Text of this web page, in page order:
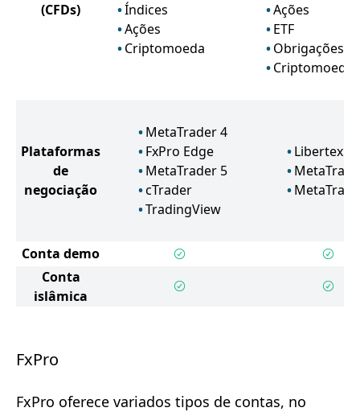
(CFDs)
Índices
Ações
Criptomoeda
Ações
ETF
Obrigações
Criptomoeda
Plataformas
de
negociação
MetaTrader 4
FxPro Edge
MetaTrader 5
cTrader
TradingView
Libertex
Conta demo
Conta
islâmica
FxPro
FxPro oferece variados tipos de contas, no